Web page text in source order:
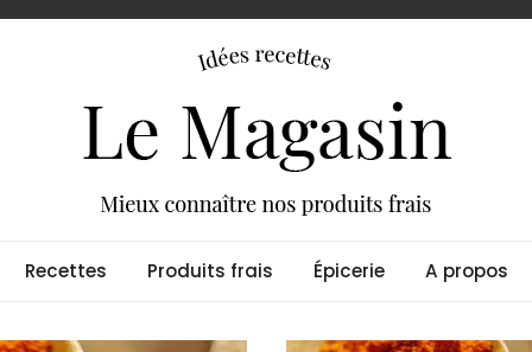
produits de notre
Recettes Produits frais Épicerie A propos